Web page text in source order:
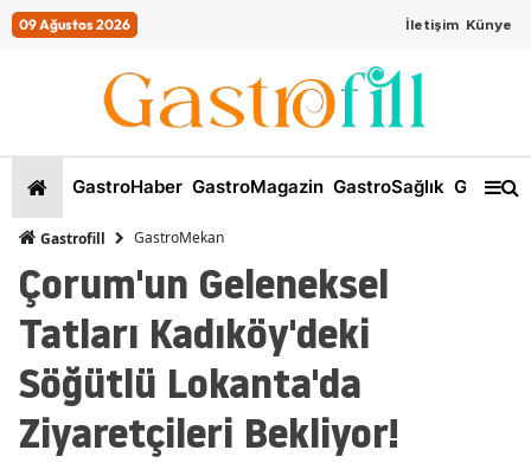
09 Ağustos 2026 İletişim Künye
GastroHaber GastroMagazin GastroSağlık
Gastrofill GastroMekan
Çorum'un Geleneksel
Tatları Kadıköy'deki
Söğütlü Lokanta'da
Ziyaretçileri Bekliyor!